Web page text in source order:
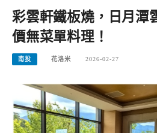
彩雲軒鐵板燒，日月潭
價無菜單料理！
南投 花洛米 2026-02-27